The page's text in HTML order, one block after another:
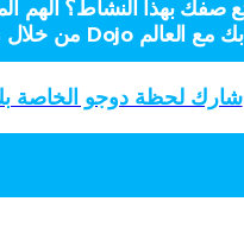
شارك لحظة دوجو الخاصة